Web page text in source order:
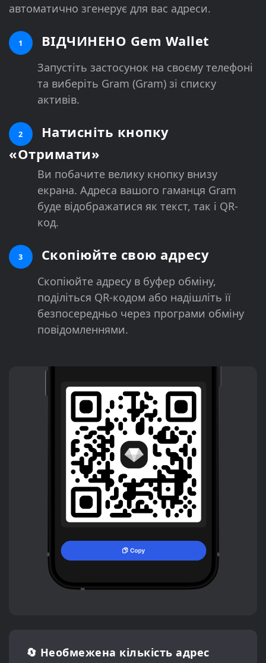
автоматично згенерує для вас адреси.
1 ВІДЧИНЕНО Gem Wallet
Запустіть застосунок на своєму телефоні
та виберіть Gram (Gram) зі списку
активів.
2
Натисніть кнопку
«Отримати»
Ви побачите велику кнопку внизу
екрана. Адреса вашого гаманця Gram
буде відображатися як текст, так і QR-
код.
3 Скопіюйте свою адресу
Скопіюйте адресу в буфер обміну,
поділіться QR-кодом або надішліть її
безпосередньо через програми обміну
повідомленнями.
🔄 Необмежена кількість адрес